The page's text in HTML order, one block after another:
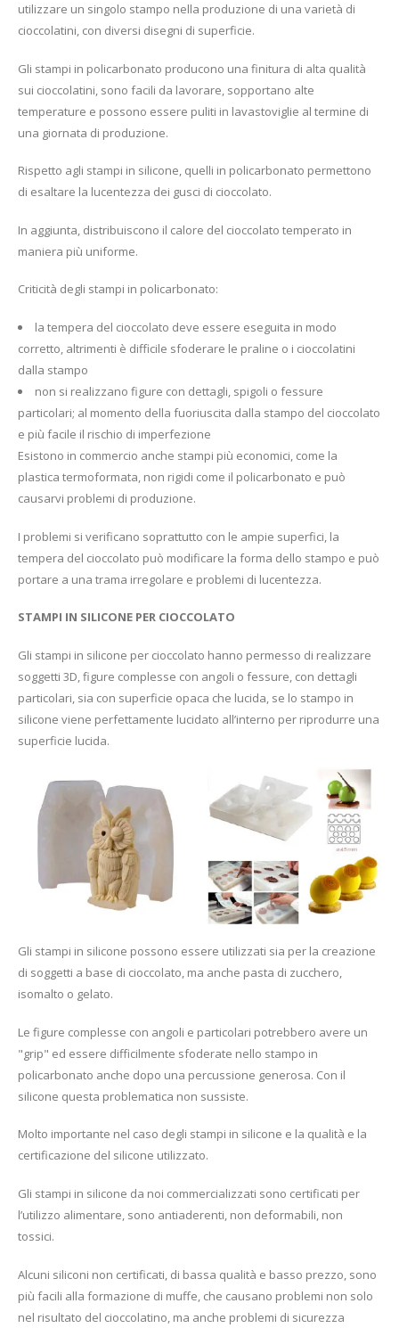
utilizzare un singolo stampo nella produzione di una varietà di
cioccolatini, con diversi disegni di superficie.
Gli stampi in policarbonato producono una finitura di alta qualità
sui cioccolatini, sono facili da lavorare, sopportano alte
temperature e possono essere puliti in lavastoviglie al termine di
una giornata di produzione.
Rispetto agli stampi in silicone, quelli in policarbonato permettono
di esaltare la lucentezza dei gusci di cioccolato.
In aggiunta, distribuiscono il calore del cioccolato temperato in
maniera più uniforme.
Criticità degli stampi in policarbonato:
la tempera del cioccolato deve essere eseguita in modo
corretto, altrimenti è difficile sfoderare le praline o i cioccolatini
dalla stampo
non si realizzano figure con dettagli, spigoli o fessure
particolari; al momento della fuoriuscita dalla stampo del cioccolato
e più facile il rischio di imperfezione
Esistono in commercio anche stampi più economici, come la
plastica termoformata, non rigidi come il policarbonato e può
causarvi problemi di produzione.
I problemi si verificano soprattutto con le ampie superfici, la
tempera del cioccolato può modificare la forma dello stampo e può
portare a una trama irregolare e problemi di lucentezza.
STAMPI IN SILICONE PER CIOCCOLATO
Gli stampi in silicone per cioccolato hanno permesso di realizzare
soggetti 3D, figure complesse con angoli o fessure, con dettagli
particolari, sia con superficie opaca che lucida, se lo stampo in
silicone viene perfettamente lucidato all’interno per riprodurre una
superficie lucida.
Gli stampi in silicone possono essere utilizzati sia per la creazione
di soggetti a base di cioccolato, ma anche pasta di zucchero,
isomalto o gelato.
Le figure complesse con angoli e particolari potrebbero avere un
"grip" ed essere difficilmente sfoderate nello stampo in
policarbonato anche dopo una percussione generosa. Con il
silicone questa problematica non sussiste.
Molto importante nel caso degli stampi in silicone e la qualità e la
certificazione del silicone utilizzato.
Gli stampi in silicone da noi commercializzati sono certificati per
l’utilizzo alimentare, sono antiaderenti, non deformabili, non
tossici.
Alcuni siliconi non certificati, di bassa qualità e basso prezzo, sono
più facili alla formazione di muffe, che causano problemi non solo
nel risultato del cioccolatino, ma anche problemi di sicurezza